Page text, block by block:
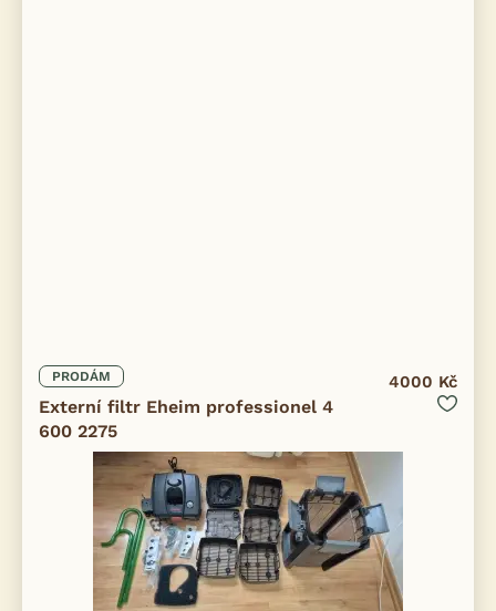
PRODÁM
Externí filtr Eheim professionel 4
600 2275
4000 Kč